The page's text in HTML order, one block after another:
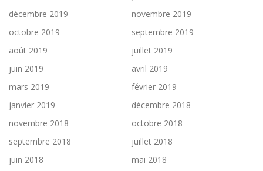
décembre 2019
novembre 2019
octobre 2019
septembre 2019
août 2019
juillet 2019
juin 2019
avril 2019
mars 2019
février 2019
janvier 2019
décembre 2018
novembre 2018
octobre 2018
septembre 2018
juillet 2018
juin 2018
mai 2018